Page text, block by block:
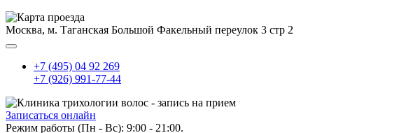
Москва, м. Таганская Большой Факельный переулок 3 стр 2
+7 (495) 04 92 269
+7 (926) 991-77-44
Записаться онлайн
Режим работы (Пн - Вс): 9:00 - 21:00.